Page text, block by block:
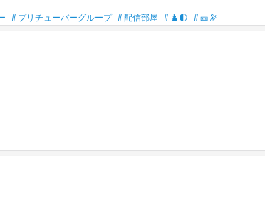
#プリチューバーグループ #配信部屋 # ♟️🌓 #🎫🔭